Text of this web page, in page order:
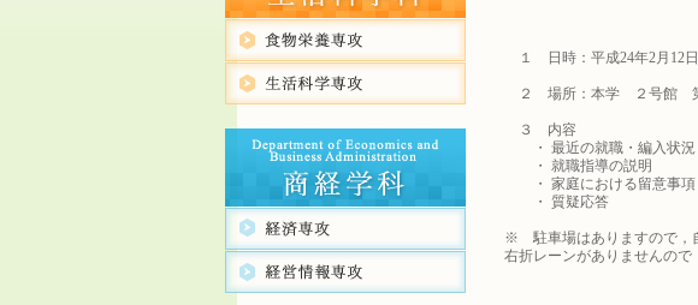
１ 日時：平成24年2月12日
２ 場所：本学 ２号館
３ 内容
・ 最近の就職・編入状況
・ 就職指導の説明
・ 家庭における留意事項
・ 質疑応答
※ 駐車場はありますので，
右折レーンがありませんので